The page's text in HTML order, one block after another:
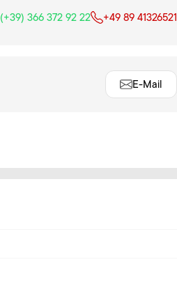
(+39) 366 372 92 22 +49 89 41326521
E-Mail